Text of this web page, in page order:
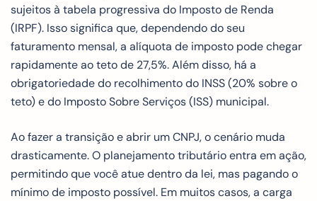
sujeitos à tabela progressiva do Imposto de Renda
(IRPF). Isso significa que, dependendo do seu
faturamento mensal, a alíquota de imposto pode chegar
rapidamente ao teto de 27,5%. Além disso, há a
obrigatoriedade do recolhimento do INSS (20% sobre o
teto) e do Imposto Sobre Serviços (ISS) municipal.
Ao fazer a transição e abrir um CNPJ, o cenário muda
drasticamente. O planejamento tributário entra em ação,
permitindo que você atue dentro da lei, mas pagando o
mínimo de imposto possível. Em muitos casos, a carga